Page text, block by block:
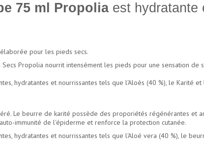
75 ml Propoliaest hydratante
pour les pieds secs.
Propolia nourrit intensément les pieds pour une sensation
hydratantes et nourrissantes tels que l'Aloès (40 %), le Karité
Le beurre de karité possède des proporiétés régénérantes et
immunité de l'épiderme et renforce la protection cutanée.
hydratantes et nourrissantes tels que l'Aloé vera (40 %), le